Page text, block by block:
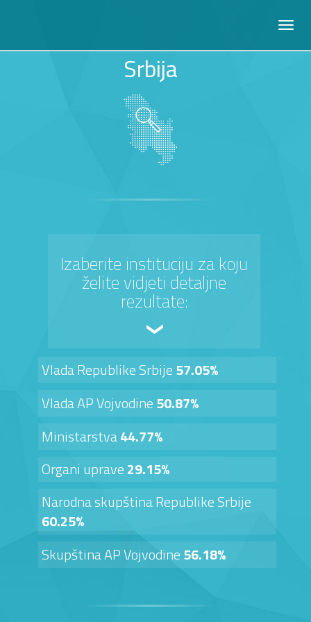
Srbija
Izaberite instituciju za koju
želite vidjeti detaljne
rezultate:
Vlada Republike Srbije57.05%
Vlada AP Vojvodine50.87%
Ministarstva44.77%
Organi uprave29.15%
Narodna skupština Republike Srbije
60.25%
Skupština AP Vojvodine56.18%